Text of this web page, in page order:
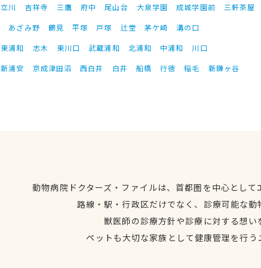
立川 吉祥寺 三鷹 府中 尾山台 大泉学園 成城学園前 三軒茶屋
あざみ野 鶴見 平塚 戸塚 辻堂 茅ケ崎
溝の口
東浦和 志木 東川口 武蔵浦和 北浦和 中浦和
川口
新浦安 京成津田沼 西白井 白井 船橋 行徳 稲毛 新鎌ヶ谷
動物病院ドクターズ・ファイルは、首都圏を中心として
路線・駅・行政区だけでなく、診療可能な動
獣医師の診療方針や診療に対する想い
ペットも大切な家族として健康管理を行う